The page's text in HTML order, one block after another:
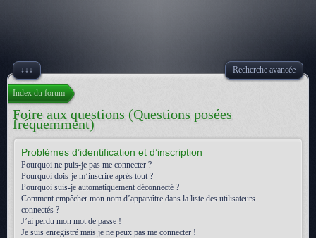
↓↓↓ Recherche avancée
Index du forum
Foire aux questions (Questions posées
fréquemment)
Problèmes d’identification et d’inscription
Pourquoi ne puis-je pas me connecter ?
Pourquoi dois-je m’inscrire après tout ?
Pourquoi suis-je automatiquement déconnecté ?
Comment empêcher mon nom d’apparaître dans la liste des utilisateurs
connectés ?
J’ai perdu mon mot de passe !
Je suis enregistré mais je ne peux pas me connecter !